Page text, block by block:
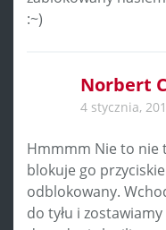
:~)
Norbert
4 stycznia,
Hmmmm Nie to nie
blokuje go
odblokowany.
do tyłu i